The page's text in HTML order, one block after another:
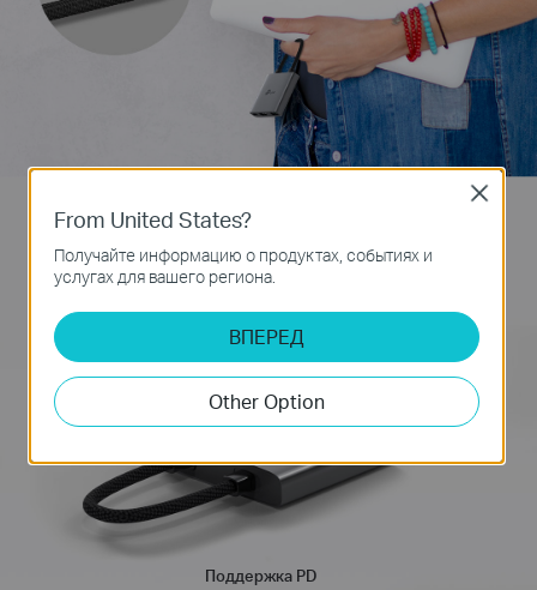
Удивительные 3-в-1
коннектор
Поддержка PD
From United States?
Получайте информацию о продуктах, событиях и
услугах для вашего региона.
ВПЕРЕД
Other Option
Close